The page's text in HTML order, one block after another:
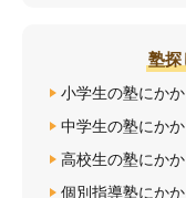
塾探
小学生の塾にか
中学生の塾にか
高校生の塾にか
個別指導塾にか